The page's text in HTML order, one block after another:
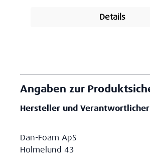
Details
Angaben zur
Hersteller und Verantwortlicher
Dan-Foam ApS
Holmelund 43